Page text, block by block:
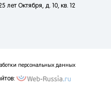
лет Октября, д. 10, кв. 12
персональных данных